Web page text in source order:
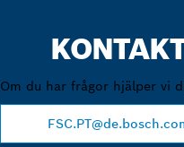
Om du har frågor hjälper vi